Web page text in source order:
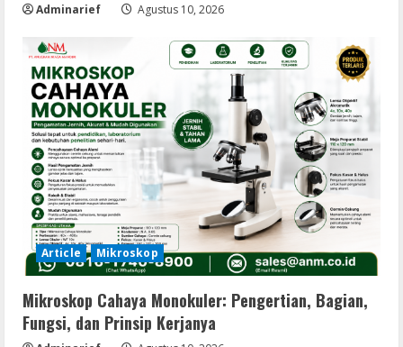
Adminarief Agustus 10, 2026
Article Mikroskop
Mikroskop Cahaya Monokuler: Pengertian, Bagian,
Fungsi, dan Prinsip Kerjanya